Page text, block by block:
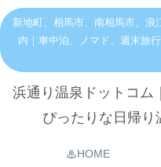
新地町、相馬市、南相馬市、浪
内｜車中泊、ノマド、週末旅
浜通り温泉ドットコム
ぴったりな日帰り
♨︎HOME